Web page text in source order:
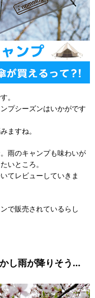
。
プシーズンはいかがです
ますね。
雨のキャンプも味わいが
いところ。
てレビューしていきま
で販売されているらし
し雨が降りそう…